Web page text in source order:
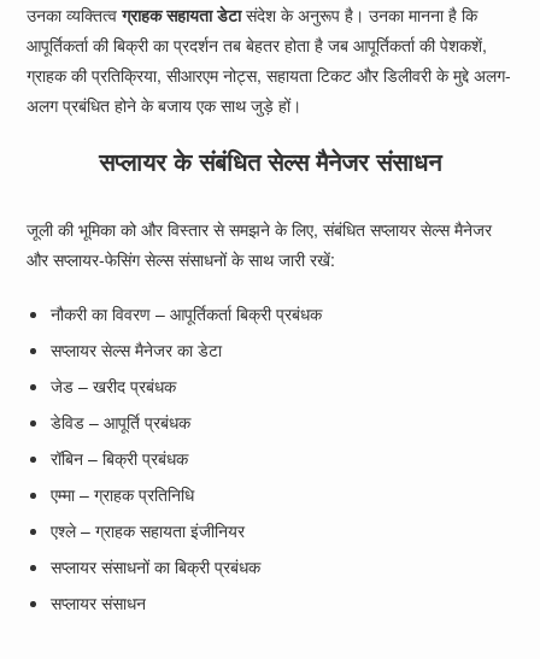
उनका व्यक्तित्वग्राहक सहायता डेटासंदेश के अनुरूप है। उनका मानना है कि
आपूर्तिकर्ता की बिक्री का प्रदर्शन तब बेहतर होता है जब आपूर्तिकर्ता की पेशकशें,
ग्राहक की प्रतिक्रिया, सीआरएम नोट्स, सहायता टिकट और डिलीवरी के मुद्दे अलग-
अलग प्रबंधित होने के बजाय एक साथ जुड़े हों।
सप्लायर के संबंधित सेल्स मैनेजर संसाधन
जूली की भूमिका को और विस्तार से समझने के लिए, संबंधित सप्लायर सेल्स मैनेजर
और सप्लायर-फेसिंग सेल्स संसाधनों के साथ जारी रखें:
नौकरी का विवरण – आपूर्तिकर्ता बिक्री प्रबंधक
सप्लायर सेल्स मैनेजर का डेटा
जेड – खरीद प्रबंधक
डेविड – आपूर्ति प्रबंधक
रॉबिन – बिक्री प्रबंधक
एम्मा – ग्राहक प्रतिनिधि
एश्ले – ग्राहक सहायता इंजीनियर
सप्लायर संसाधनों का बिक्री प्रबंधक
सप्लायर संसाधन